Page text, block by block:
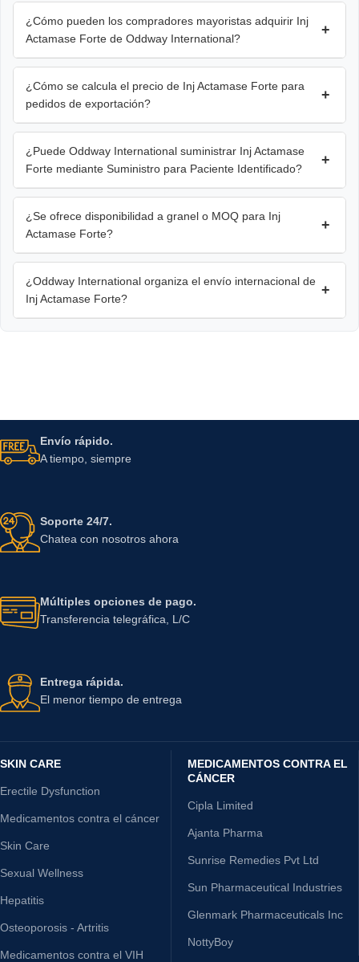
¿Cómo pueden los compradores mayoristas adquirir Inj
Actamase Forte de Oddway International?
+
¿Cómo se calcula el precio de Inj Actamase Forte para
pedidos de exportación?
+
¿Puede Oddway International suministrar Inj Actamase
Forte mediante Suministro para Paciente Identificado?
+
¿Se ofrece disponibilidad a granel o MOQ para Inj
Actamase Forte?
+
¿Oddway International organiza el envío internacional de
Inj Actamase Forte?
+
Envío rápido.
A tiempo, siempre
Soporte 24/7.
Chatea con nosotros ahora
Múltiples opciones de pago.
Transferencia telegráfica, L/C
Entrega rápida.
El menor tiempo de entrega
SKIN CARE
Erectile Dysfunction
Medicamentos contra el cáncer
Skin Care
Sexual Wellness
Hepatitis
Osteoporosis - Artritis
Medicamentos contra el VIH
MEDICAMENTOS CONTRA EL
CÁNCER
Cipla Limited
Ajanta Pharma
Sunrise Remedies Pvt Ltd
Sun Pharmaceutical Industries
Glenmark Pharmaceuticals Inc
NottyBoy